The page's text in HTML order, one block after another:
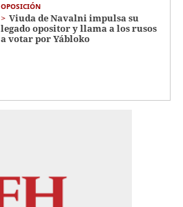
OPOSICIÓN
Viuda de Navalni impulsa su
legado opositor y llama a los rusos
a votar por Yábloko